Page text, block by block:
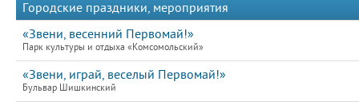
Городские праздники, мероприятия
«Звени, весенний Первомай!»
Парк культуры и отдыха «Комсомольский»
«Звени, играй, веселый Первомай!»
Бульвар Шишкинский